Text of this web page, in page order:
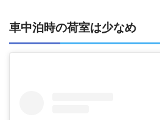
車中泊時の荷室は少なめ